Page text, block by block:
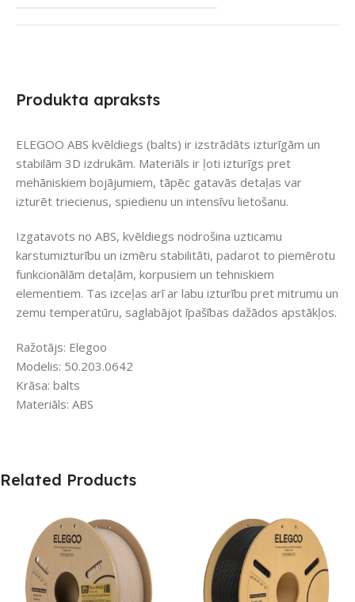
Produkta apraksts
ELEGOO ABS kvēldiegs (balts) ir izstrādāts izturīgām un
stabilām 3D izdrukām. Materiāls ir ļoti izturīgs pret
mehāniskiem bojājumiem, tāpēc gatavās detaļas var
izturēt triecienus, spiedienu un intensīvu lietošanu.
Izgatavots no ABS, kvēldiegs nodrošina uzticamu
karstumizturību un izmēru stabilitāti, padarot to piemērotu
funkcionālām detaļām, korpusiem un tehniskiem
elementiem. Tas izceļas arī ar labu izturību pret mitrumu un
zemu temperatūru, saglabājot īpašības dažādos apstākļos.
Ražotājs: Elegoo
Modelis: 50.203.0642
Krāsa: balts
Materiāls: ABS
Related Products